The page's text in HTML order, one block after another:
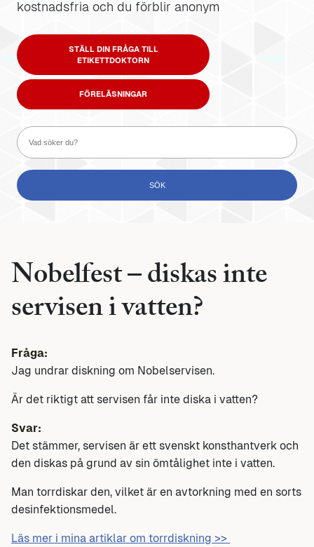
kostnadsfria och du förblir anonym
STÄLL DIN FRÅGA TILL
ETIKETTDOKTORN
FÖRELÄSNINGAR
Nobelfest – diskas inte
servisen i vatten?
Fråga:
Jag undrar diskning om Nobelservisen.
Är det riktigt att servisen får inte diska i vatten?
Svar:
Det stämmer, servisen är ett svenskt konsthantverk och
den diskas på grund av sin ömtålighet inte i vatten.
Man torrdiskar den, vilket är en avtorkning med en sorts
desinfektionsmedel.
Läs mer i mina artiklar om torrdiskning >>